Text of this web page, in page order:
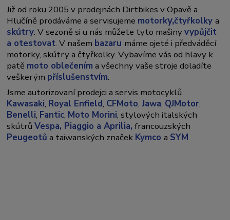
Již od roku 2005 v prodejnách Dirtbikes v Opavě a
Hlučíně prodáváme a servisujeme motorky,čtyřkolkya
skútry. V sezoně si u nás můžete tyto mašinyvypůjčit
a otestovat. V našem bazaru máme ojeté i předváděcí
motorky, skútry a čtyřkolky. Vybavíme vás od hlavy k
patě moto oblečením a všechny vaše stroje doladíte
veškerým příslušenstvím.
Jsme autorizovaní prodejci a servis motocyklů
Kawasaki, Royal Enfield, CFMoto,Jawa, QJMotor,
Benelli, Fantic, Moto Morini, stylových italských
skútrůVespa, Piaggio a Aprilia, francouzských
Peugeotů a taiwanských značek Kymcoa SYM.